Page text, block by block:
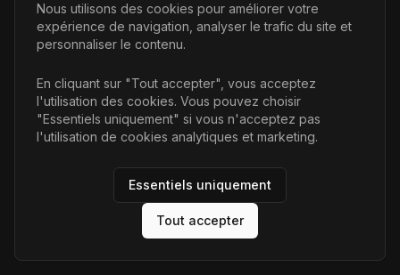
Portail de l'avenir de l'intelligence artificielle, vous aidant à
découvrir les dernières technologies IA.
Liens
Accueil
Articles
AI Futur. Tous droits réservés.
Nous utilisons des cookies pour améliorer votre
expérience de navigation, analyser le trafic du site et
personnaliser le contenu.
En cliquant sur "Tout accepter", vous acceptez
l'utilisation des cookies. Vous pouvez choisir
"Essentiels uniquement" si vous n'acceptez pas
l'utilisation de cookies analytiques et marketing.
Essentiels uniquement
Tout accepter